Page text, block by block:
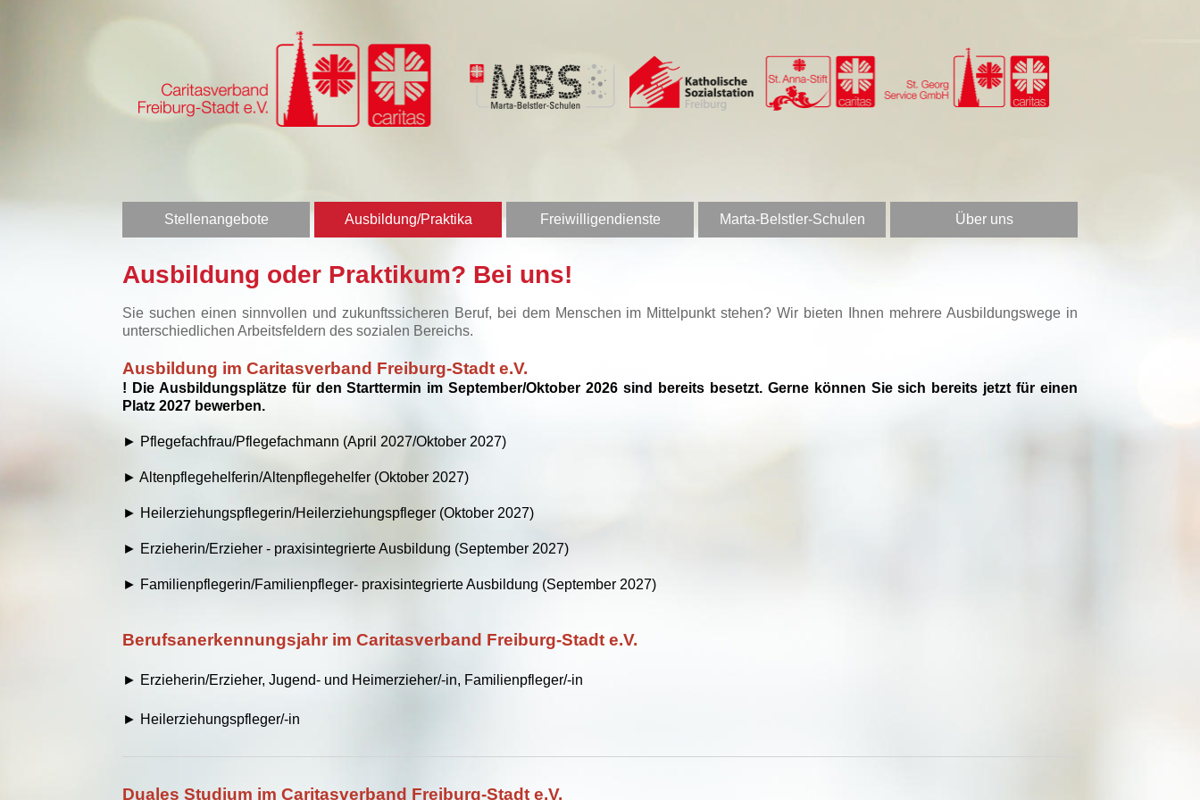
Stellenangebote Ausbildung/Praktika Freiwilligendienste Marta-Belstler-Schulen Über uns
Ausbildung oder Praktikum? Bei uns!
Sie suchen einen sinnvollen und zukunftssicheren Beruf, bei dem Menschen im Mittelpunkt stehen? Wir bieten Ihnen mehrere Ausbildungswege in
unterschiedlichen Arbeitsfeldern des sozialen Bereichs.
Ausbildung im Caritasverband Freiburg-Stadt e.V.
! Die Ausbildungsplätze für den Starttermin im September/Oktober 2026 sind bereits besetzt. Gerne können Sie sich bereits jetzt für einen
Platz 2027 bewerben.
► Pflegefachfrau/Pflegefachmann (April 2027/Oktober 2027)
► Altenpflegehelferin/Altenpflegehelfer (Oktober 2027)
► Heilerziehungspflegerin/Heilerziehungspfleger (Oktober 2027)
► Erzieherin/Erzieher - praxisintegrierte Ausbildung (September 2027)
► Familienpflegerin/Familienpfleger- praxisintegrierte Ausbildung (September 2027)
Berufsanerkennungsjahr im Caritasverband Freiburg-Stadt e.V.
► Erzieherin/Erzieher, Jugend- und Heimerzieher/-in, Familienpfleger/-in
► Heilerziehungspfleger/-in
Duales Studium im Caritasverband Freiburg-Stadt e.V.